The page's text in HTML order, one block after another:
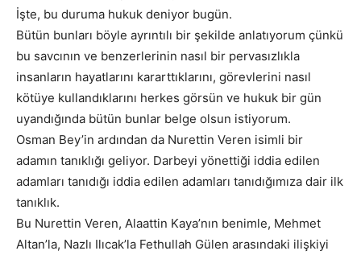
İşte, bu duruma hukuk deniyor bugün.
Bütün bunları böyle ayrıntılı bir şekilde anlatıyorum çünkü
bu savcının ve benzerlerinin nasıl bir pervasızlıkla
insanların hayatlarını kararttıklarını, görevlerini nasıl
kötüye kullandıklarını herkes görsün ve hukuk bir gün
uyandığında bütün bunlar belge olsun istiyorum.
Osman Bey’in ardından da Nurettin Veren isimli bir
adamın tanıklığı geliyor. Darbeyi yönettiği iddia edilen
adamları tanıdığı iddia edilen adamları tanıdığımıza dair ilk
tanıklık.
Bu Nurettin Veren, Alaattin Kaya’nın benimle, Mehmet
Altan’la, Nazlı Ilıcak’la Fethullah Gülen arasındaki ilişkiyi